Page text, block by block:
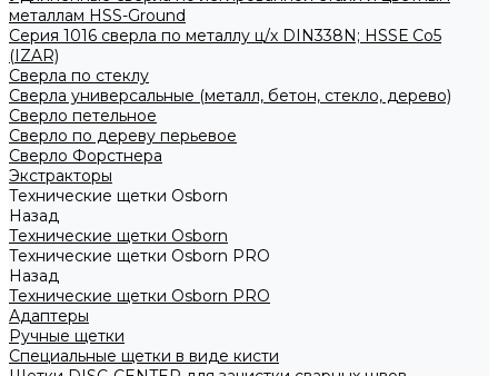
металлам HSS-Ground
Серия 1016 сверла по металлу ц/х DIN338N; HSSЕ Со5
(IZAR)
Сверла по стеклу
Сверла универсальные (металл, бетон, стекло, дерево)
Сверло петельное
Сверло по дереву перьевое
Сверло Форстнера
Экстракторы
Технические щетки Osborn
Назад
Технические щетки Osborn
Технические щетки Osborn PRO
Назад
Технические щетки Osborn PRO
Адаптеры
Ручные щетки
Специальные щетки в виде кисти